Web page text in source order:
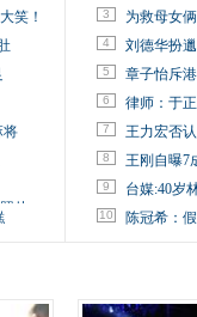
笑！
将
片
3 为救母女
4 刘德华扮
5 章子怡斥
6 律师：于
7 王力宏否
8 王刚自曝7
9 台媒:40岁
10 陈冠希：